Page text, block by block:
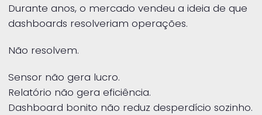
Durante anos, o mercado vendeu a ideia de que
dashboards resolveriam operações.
Não resolvem.
Sensor não gera lucro.
Relatório não gera eficiência.
Dashboard bonito não reduz desperdício sozinho.